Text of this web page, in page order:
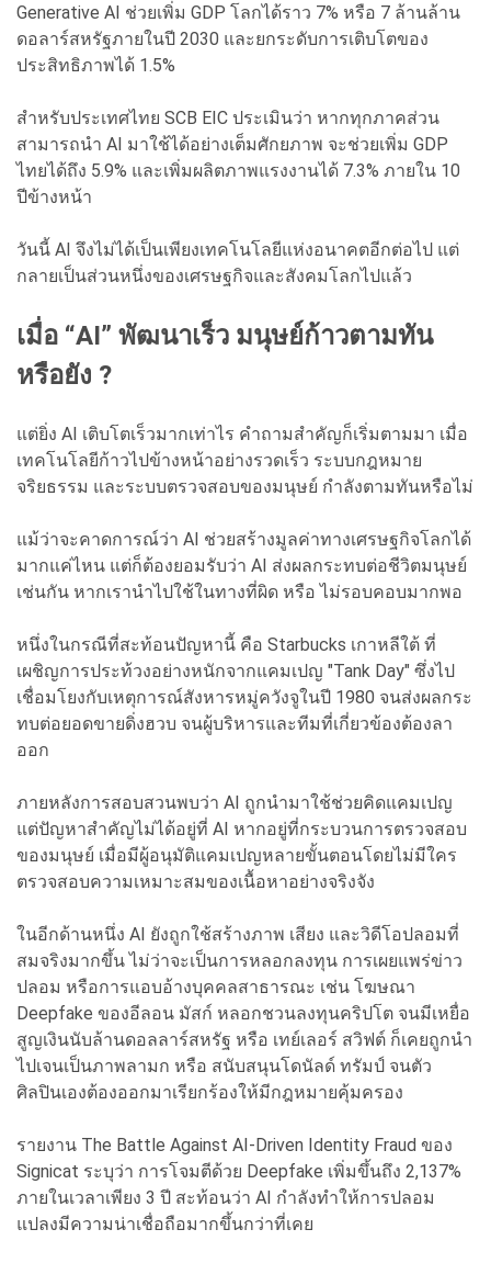
Generative AI ช่วยเพิ่ม GDP โลกได้ราว 7% หรือ 7 ล้านล้าน
ดอลาร์สหรัฐภายในปี 2030 และยกระดับการเติบโตของ
ประสิทธิภาพได้ 1.5%
สำหรับประเทศไทย SCB EIC ประเมินว่า หากทุกภาคส่วน
สามารถนำ AI มาใช้ได้อย่างเต็มศักยภาพ จะช่วยเพิ่ม GDP
ไทยได้ถึง 5.9% และเพิ่มผลิตภาพแรงงานได้ 7.3% ภายใน 10
ปีข้างหน้า
วันนี้ AI จึงไม่ได้เป็นเพียงเทคโนโลยีแห่งอนาคตอีกต่อไป แต่
กลายเป็นส่วนหนึ่งของเศรษฐกิจและสังคมโลกไปแล้ว
เมื่อ “AI” พัฒนาเร็ว มนุษย์ก้าวตามทัน
หรือยัง ?
แต่ยิ่ง AI เติบโตเร็วมากเท่าไร คำถามสำคัญก็เริ่มตามมา เมื่อ
เทคโนโลยีก้าวไปข้างหน้าอย่างรวดเร็ว ระบบกฎหมาย
จริยธรรม และระบบตรวจสอบของมนุษย์ กำลังตามทันหรือไม่
แม้ว่าจะคาดการณ์ว่า AI ช่วยสร้างมูลค่าทางเศรษฐกิจโลกได้
มากแค่ไหน แต่ก็ต้องยอมรับว่า AI ส่งผลกระทบต่อชีวิตมนุษย์
เช่นกัน หากเรานำไปใช้ในทางที่ผิด หรือ ไม่รอบคอบมากพอ
หนึ่งในกรณีที่สะท้อนปัญหานี้ คือ Starbucks เกาหลีใต้ ที่
เผชิญการประท้วงอย่างหนักจากแคมเปญ "Tank Day" ซึ่งไป
เชื่อมโยงกับเหตุการณ์สังหารหมู่ควังจูในปี 1980 จนส่งผลกระ
ทบต่อยอดขายดิ่งฮวบ จนผู้บริหารและทีมที่เกี่ยวข้องต้องลา
ออก
ภายหลังการสอบสวนพบว่า AI ถูกนำมาใช้ช่วยคิดแคมเปญ
แต่ปัญหาสำคัญไม่ได้อยู่ที่ AI หากอยู่ที่กระบวนการตรวจสอบ
ของมนุษย์ เมื่อมีผู้อนุมัติแคมเปญหลายขั้นตอนโดยไม่มีใคร
ตรวจสอบความเหมาะสมของเนื้อหาอย่างจริงจัง
ในอีกด้านหนึ่ง AI ยังถูกใช้สร้างภาพ เสียง และวิดีโอปลอมที่
สมจริงมากขึ้น ไม่ว่าจะเป็นการหลอกลงทุน การเผยแพร่ข่าว
ปลอม หรือการแอบอ้างบุคคลสาธารณะ เช่น โฆษณา
Deepfake ของอีลอน มัสก์ หลอกชวนลงทุนคริปโต จนมีเหยื่อ
สูญเงินนับล้านดอลลาร์สหรัฐ หรือ เทย์เลอร์ สวิฟต์ ก็เคยถูกนำ
ไปเจนเป็นภาพลามก หรือ สนับสนุนโดนัลด์ ทรัมป์ จนตัว
ศิลปินเองต้องออกมาเรียกร้องให้มีกฎหมายคุ้มครอง
รายงาน The Battle Against AI-Driven Identity Fraud ของ
Signicat ระบุว่า การโจมตีด้วย Deepfake เพิ่มขึ้นถึง 2,137%
ภายในเวลาเพียง 3 ปี สะท้อนว่า AI กำลังทำให้การปลอม
แปลงมีความน่าเชื่อถือมากขึ้นกว่าที่เคย